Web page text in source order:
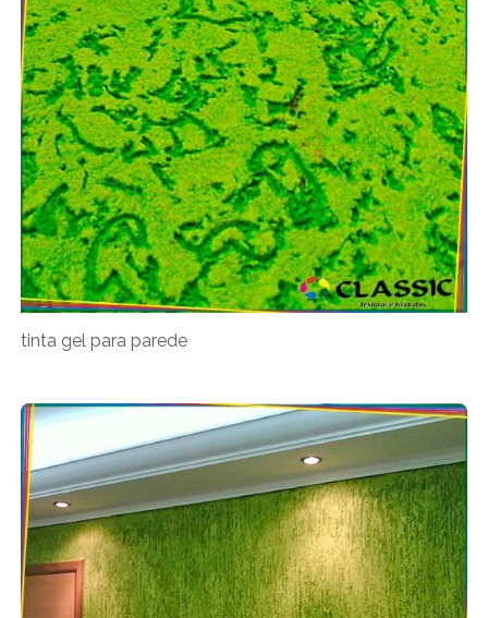
tinta gel para parede